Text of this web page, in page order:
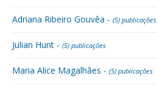
Adriana Ribeiro Gouvêa - (5) publicações
Julian Hunt - (5) publicações
Maria Alice Magalhães - (5) publicações